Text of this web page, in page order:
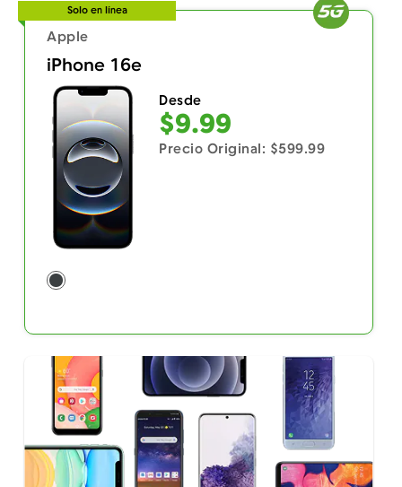
Solo en línea
Apple
iPhone 16e
Desde
$9.99
Precio Original: $599.99